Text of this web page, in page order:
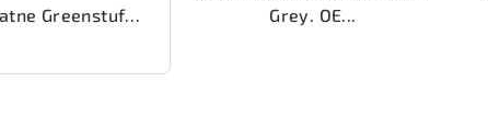
Predné brzdové platne Greenstuff 2000 (DP22134)
Grey. OE...